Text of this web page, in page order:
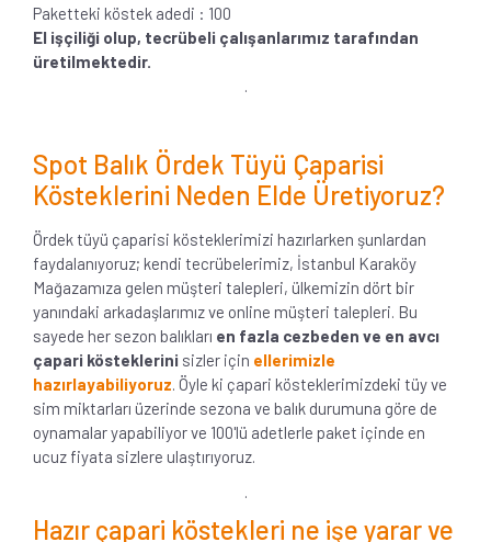
Paketteki köstek adedi : 100
El işçiliği olup, tecrübeli çalışanlarımız tarafından
üretilmektedir.
Spot Balık Ördek Tüyü Çaparisi
Kösteklerini Neden Elde Üretiyoruz?
Ördek tüyü çaparisi kösteklerimizi hazırlarken şunlardan
faydalanıyoruz; kendi tecrübelerimiz, İstanbul Karaköy
Mağazamıza gelen müşteri talepleri, ülkemizin dört bir
yanındaki arkadaşlarımız ve online müşteri talepleri. Bu
sayede her sezon balıkları en fazla cezbeden ve en avcı
çapari kösteklerini sizler için ellerimizle
hazırlayabiliyoruz . Öyle ki çapari kösteklerimizdeki tüy ve
sim miktarları üzerinde sezona ve balık durumuna göre de
oynamalar yapabiliyor ve 100'lü adetlerle paket içinde en
ucuz fiyata sizlere ulaştırıyoruz.
Hazır çapari köstekleri ne işe yarar ve